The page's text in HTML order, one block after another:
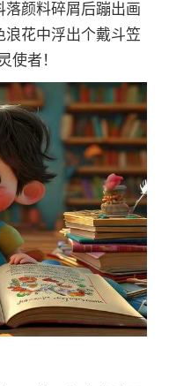
落颜料碎屑后蹦出画
花中浮出个戴斗笠
使者！